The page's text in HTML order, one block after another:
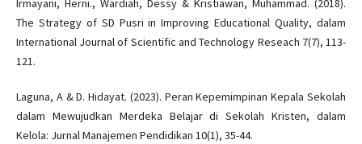
Irmayani, Herni., Wardiah, Dessy & Kristiawan, Muhammad. (2018).
The Strategy of SD Pusri in Improving Educational Quality, dalam
International Journal of Scientific and Technology Reseach 7(7), 113-
121.
Laguna, A & D. Hidayat. (2023). Peran Kepemimpinan Kepala Sekolah
dalam Mewujudkan Merdeka Belajar di Sekolah Kristen, dalam
Kelola: Jurnal Manajemen Pendidikan 10(1), 35-44.